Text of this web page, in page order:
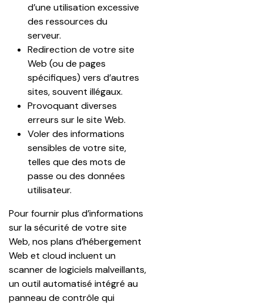
d’une utilisation excessive
des ressources du
serveur.
Redirection de votre site
Web (ou de pages
spécifiques) vers d’autres
sites, souvent illégaux.
Provoquant diverses
erreurs sur le site Web.
Voler des informations
sensibles de votre site,
telles que des mots de
passe ou des données
utilisateur.
Pour fournir plus d’informations
sur la sécurité de votre site
Web, nos plans d’hébergement
Web et cloud incluent un
scanner de logiciels malveillants,
un outil automatisé intégré au
panneau de contrôle qui